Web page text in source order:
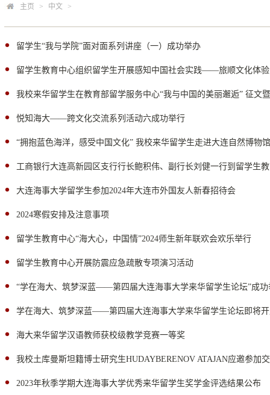
主页 > 中文 >
留学生“我与学院”面对面系列讲座（一）成功举办
留学生教育中心组织留学生开展感知中国社会实践——旅顺文化体
我校来华留学生在教育部留学服务中心“我与中国的美丽邂逅” 征文
悦知海大——跨文化交流系列活动六成功举行
“拥抱蓝色海洋，感受中国文化” 我校来华留学生走进大连自然博物馆
工商银行大连高新园区支行行长鲍积伟、副行长刘健一行到留学生
大连海事大学留学生参加2024年大连市外国友人新春招待会
2024寒假安排及注意事项
留学生教育中心“海大心，中国情”2024师生新年联欢会欢乐举行
留学生教育中心开展防震应急疏散专项演习活动
“学在海大、筑梦深蓝——第四届大连海事大学来华留学生论坛”成功
学在海大、筑梦深蓝——第四届大连海事大学来华留学生论坛即将
海大来华留学汉语教师获校级教学竞赛一等奖
我校土库曼斯坦籍博士研究生HUDAYBERENOV ATAJAN应邀参加
2023年秋季学期大连海事大学优秀来华留学生奖学金评选结果公布